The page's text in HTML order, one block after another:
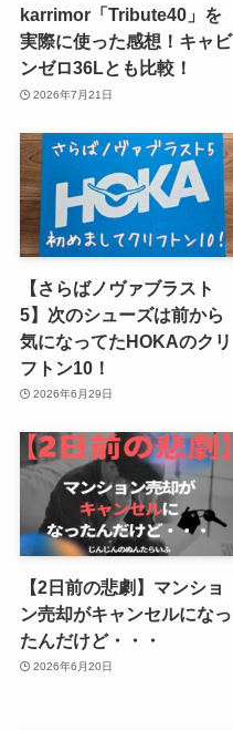
karrimor「Tribute40」を
実際に使った感想！キャビ
ンゼロ36Lとも比較！
2026年7月21日
【さらばノヴァブラスト
5】次のシューズは前から
気になってたHOKAのクリ
フトン10！
2026年6月29日
【2日前の悲劇】マンショ
ン売却がキャンセルになっ
たんだけど・・・
2026年6月20日